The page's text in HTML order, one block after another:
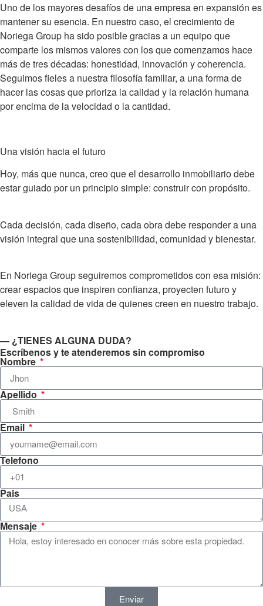
Uno de los mayores desafíos de una empresa en expansión es
mantener su esencia. En nuestro caso, el crecimiento de
Noriega Group ha sido posible gracias a un equipo que
comparte los mismos valores con los que comenzamos hace
más de tres décadas: honestidad, innovación y coherencia.
Seguimos fieles a nuestra filosofía familiar, a una forma de
hacer las cosas que prioriza la calidad y la relación humana
por encima de la velocidad o la cantidad.
Una visión hacia el futuro
Hoy, más que nunca, creo que el desarrollo inmobiliario debe
estar guiado por un principio simple: construir con propósito.
Cada decisión, cada diseño, cada obra debe responder a una
visión integral que una sostenibilidad, comunidad y bienestar.
En Noriega Groupseguiremos comprometidos con esa misión:
crear espacios que inspiren confianza, proyecten futuro y
eleven la calidad de vidade quienes creen en nuestro trabajo.
— ¿TIENES ALGUNA DUDA?
Escríbenos y te atenderemos sin compromiso
Nombre
Apellido
Email
Telefono
Pais
Mensaje
Enviar